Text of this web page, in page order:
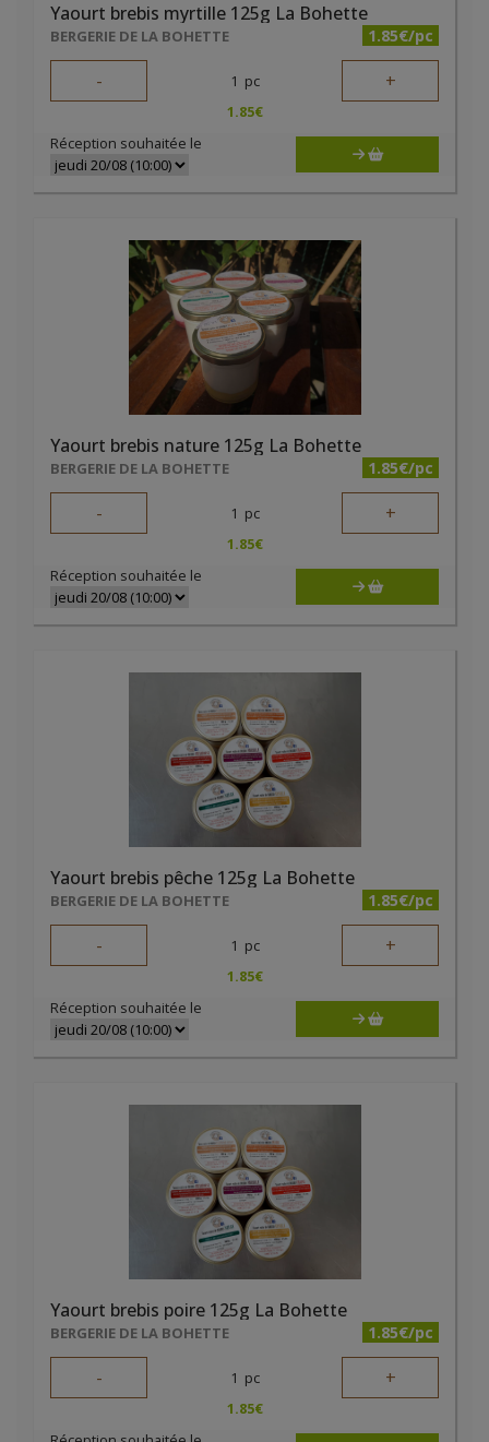
Yaourt brebis myrtille 125g La Bohette
BERGERIE DE LA BOHETTE 1.85€/pc
- 1 pc +
1.85€
Réception souhaitée le
Yaourt brebis nature 125g La Bohette
BERGERIE DE LA BOHETTE 1.85€/pc
- 1 pc +
1.85€
Réception souhaitée le
Yaourt brebis pêche 125g La Bohette
BERGERIE DE LA BOHETTE 1.85€/pc
- 1 pc +
1.85€
Réception souhaitée le
Yaourt brebis poire 125g La Bohette
BERGERIE DE LA BOHETTE 1.85€/pc
- 1 pc +
1.85€